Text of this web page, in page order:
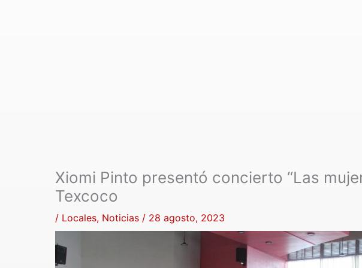
Xiomi Pinto presentó concierto “Las
Texcoco
/ Locales, Noticias / 28 agosto, 2023